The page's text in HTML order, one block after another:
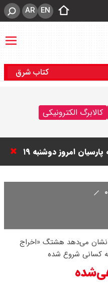
EN
AR
کتاب شرق
کالابرگ الکترونیکی
قیمت سکه پارسیان امروز دوشنبه ۱۹
نشان می‌دهد هشتگ «اخراج
کسانی شروع شده